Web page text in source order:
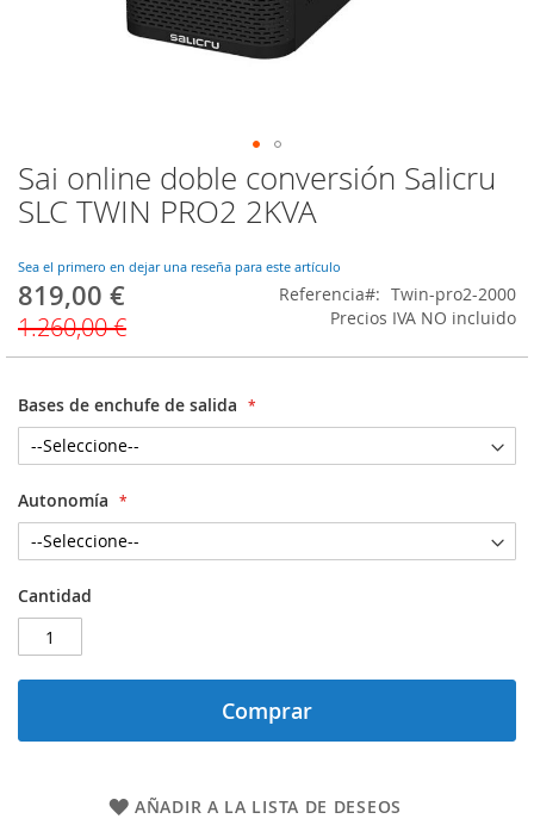
Sai online doble conversión Salicru
SLC TWIN PRO2 2KVA
Sea el primero en dejar una reseña para este artículo
Precio
especial
819,00 €
1.260,00 €
Referencia
Twin-pro2-2000
Precios IVA NO incluido
Bases de enchufe de salida
Autonomía
Cantidad
Comprar
AÑADIR A LA LISTA DE DESEOS
Saltar
al
comienzo
la
galería
de
imágenes